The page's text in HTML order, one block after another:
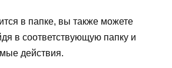
в папке, вы также можете
в соответствующую папку и
действия.